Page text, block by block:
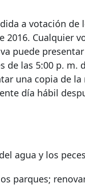
a votación de
2016. Cualquier
puede
de las 5:00 p. m.
una copia de la
día hábil
agua y los
parques;